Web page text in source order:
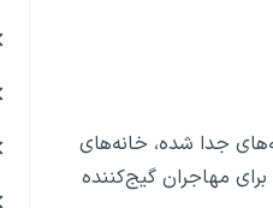
جدا شده، خانه‌های
مهاجران گیج‌کننده